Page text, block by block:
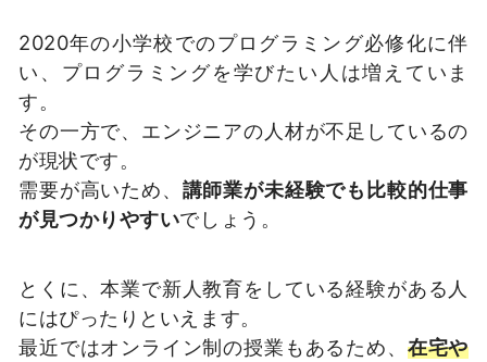
2020年の小学校でのプログラミング必修化に伴
い、プログラミングを学びたい人は増えていま
す。
その一方で、エンジニアの人材が不足しているの
が現状です。
需要が高いため、 講師業が未経験でも比較的仕事
が見つかりやすいでしょう。
とくに、本業で新人教育をしている経験がある人
にはぴったりといえます。
最近ではオンライン制の授業もあるため、 在宅や